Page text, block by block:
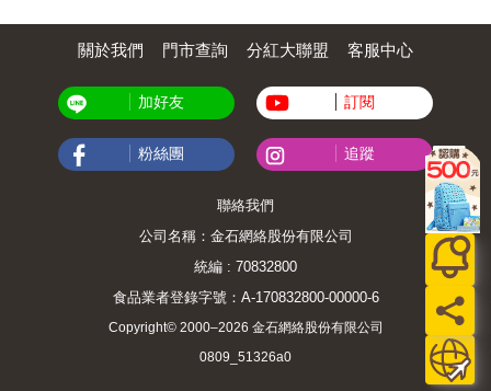
關於我們 門市查詢 分紅大聯盟 客服中心
加好友 訂閱
粉絲團 追蹤
聯絡我們
公司名稱：金石網絡股份有限公司
統編 : 70832800
食品業者登錄字號：A-170832800-00000-6
Copyright© 2000–2026 金石網絡股份有限公司
0809_51326a0